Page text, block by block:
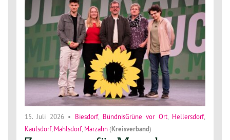
15. Juli 2026• Biesdorf, BündnisGrüne vor Ort, Hellersdorf,
Kaulsdorf, Mahlsdorf, Marzahn (Kreisverband)